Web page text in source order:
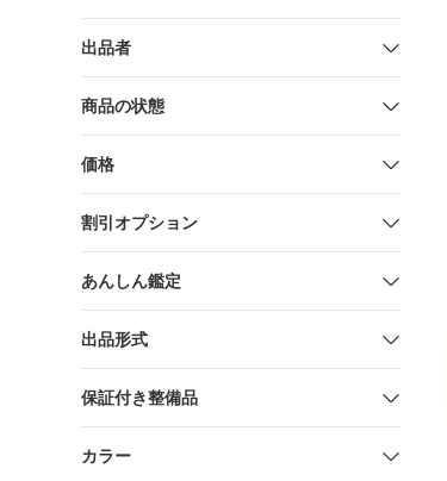
出品者
商品の状態
価格
割引オプション
あんしん鑑定
出品形式
保証付き整備品
カラー